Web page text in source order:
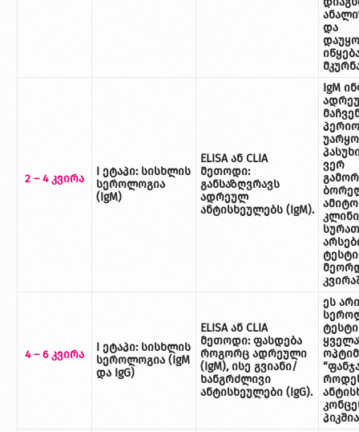
და
2 – 4კვირა
I ეტაპი: სისხლის
სეროლოგია
(IgM)
ELISA ან CLIA
მეთოდი:
განსაზღვრავს
ადრეულ
ანტისხეულებს (IgM).
IgM
ვერ
4 – 6კვირა
I ეტაპი: სისხლის
სეროლოგია (IgM
და IgG)
ELISA ან CLIA
მეთოდი: ფასდება
როგორც ადრეული
(IgM), ისე გვიანი/
ხანგრძლივი
ანტისხეულები (IgG).
ეს